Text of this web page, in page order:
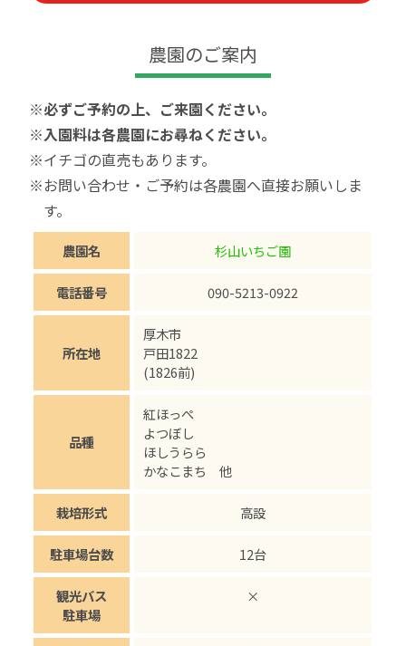
農園のご案内
※必ずご予約の上、ご来園ください。
※入園料は各農園にお尋ねください。
※イチゴの直売もあります。
※お問い合わせ・ご予約は各農園へ直接お願いしま
す。
農園名 杉山いちご園
電話番号 090-5213-0922
所在地
厚木市
戸田1822
(1826前)
品種
紅ほっぺ
よつぼし
ほしうらら
かなこまち 他
栽培形式 高設
駐車場台数 12台
観光バス
駐車場
×